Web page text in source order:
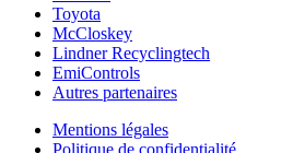
Toyota
McCloskey
Lindner Recyclingtech
EmiControls
Autres partenaires
Mentions légales
Politique de confidentialité